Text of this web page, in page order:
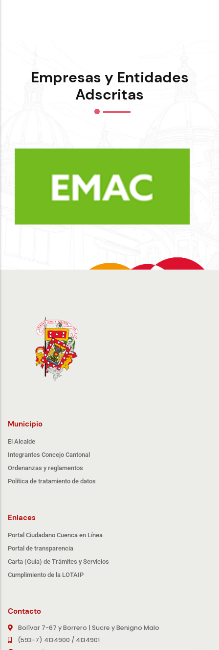
Empresas y Entidades
Adscritas
Municipio
El Alcalde
Integrantes Concejo Cantonal
Ordenanzas y reglamentos
Política de tratamiento de datos
Enlaces
Portal Ciudadano Cuenca en Línea
Portal de transparencia
Carta (Guía) de Trámites y Servicios
Cumplimiento de la LOTAIP
Contacto
Bolívar 7-67 y Borrero | Sucre y Benigno Malo
(593-7) 4134900 / 4134901